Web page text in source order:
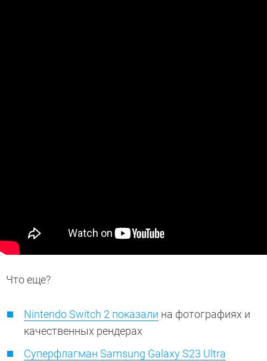
Что еще?
Nintendo Switch 2 показали на фотографиях и
качественных рендерах
Суперфлагман Samsung Galaxy S23 Ultra